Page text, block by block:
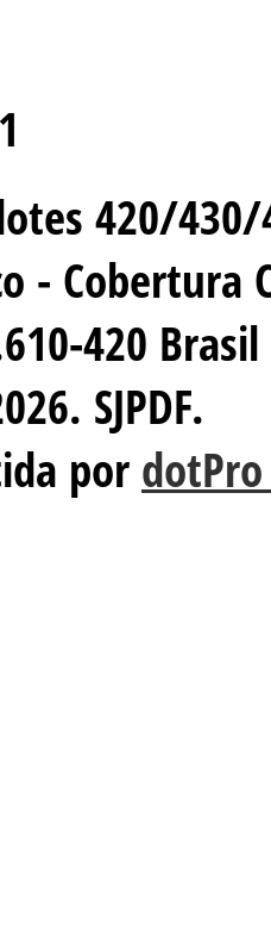
420/
- Cobertura
420 Brasil
SJPDF.
por